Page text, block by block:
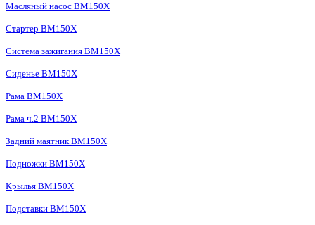
Масляный насос BM150X
Стартер BM150X
Система зажигания BM150X
Сиденье BM150X
Рама BM150X
Рама ч.2 BM150X
Задний маятник BM150X
Подножки BM150X
Крылья BM150X
Подставки BM150X